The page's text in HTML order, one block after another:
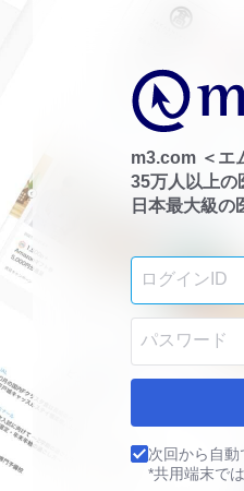
m3.com ＜エ
35万人以上の
日本最大級の
次回から自動
*共用端末で